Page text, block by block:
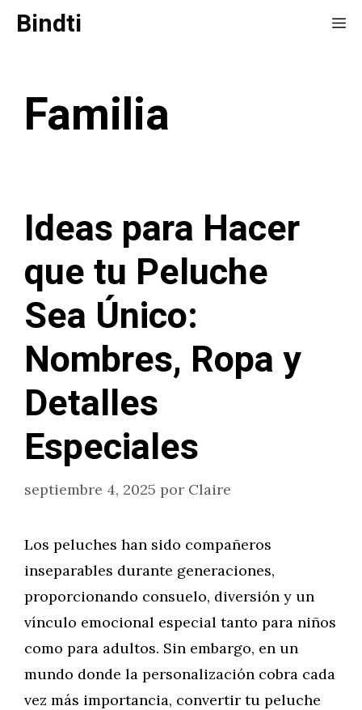
SaltarBindti
Familia
Ideas para Hacer
que tu Peluche
Sea Único:
Nombres, Ropa y
Detalles
Especiales
septiembre 4, 2025 por Claire
Los peluches han sido compañeros
inseparables durante generaciones,
proporcionando consuelo, diversión y un
vínculo emocional especial tanto para niños
como para adultos. Sin embargo, en un
mundo donde la personalización cobra cada
vez más importancia, convertir tu peluche